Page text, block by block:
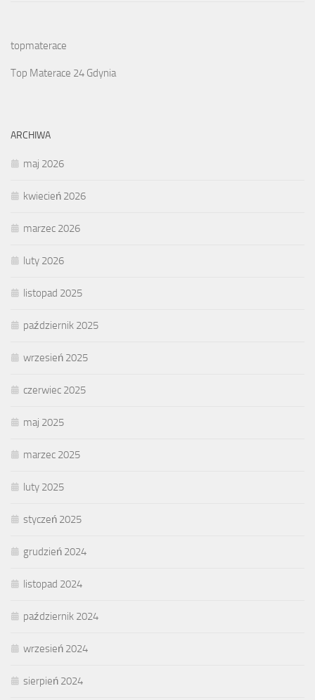
topmaterace
Top Materace 24 Gdynia
ARCHIWA
maj 2026
kwiecień 2026
marzec 2026
luty 2026
listopad 2025
październik 2025
wrzesień 2025
czerwiec 2025
maj 2025
marzec 2025
luty 2025
styczeń 2025
grudzień 2024
listopad 2024
październik 2024
wrzesień 2024
sierpień 2024